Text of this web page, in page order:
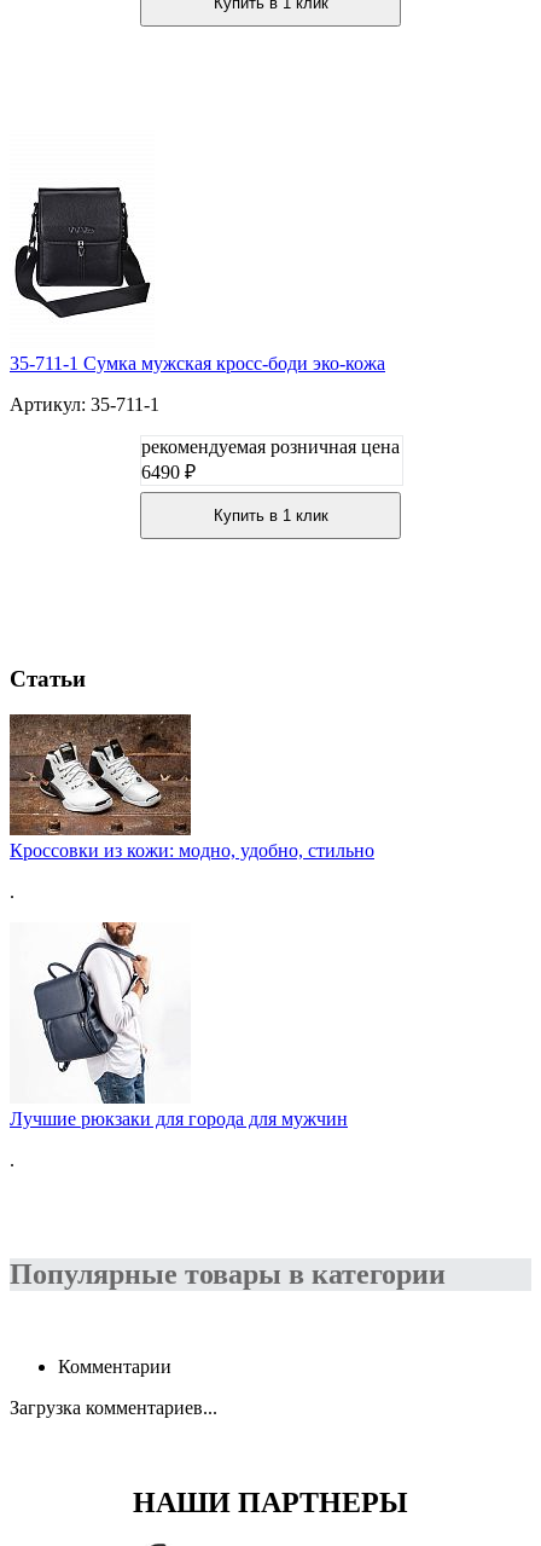
35-711-1 Сумка мужская кросс-боди эко-кожа
Артикул: 35-711-1
рекомендуемая розничная цена
6490 ₽
Купить в 1 клик
Статьи
Кроссовки из кожи: модно, удобно, стильно
.
Лучшие рюкзаки для города для мужчин
.
Популярные товары в категории
Комментарии
Загрузка комментариев...
НАШИ ПАРТНЕРЫ